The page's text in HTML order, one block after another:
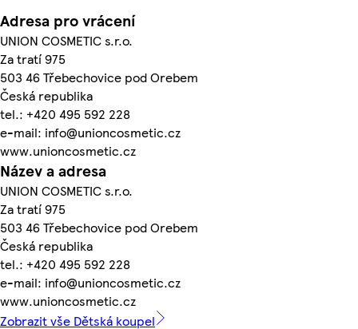
Adresa pro vrácení
UNION COSMETIC s.r.o.
Za tratí 975
503 46 Třebechovice pod Orebem
Česká republika
tel.: +420 495 592 228
e-mail: info@unioncosmetic.cz
www.unioncosmetic.cz
Název a adresa
UNION COSMETIC s.r.o.
Za tratí 975
503 46 Třebechovice pod Orebem
Česká republika
tel.: +420 495 592 228
e-mail: info@unioncosmetic.cz
www.unioncosmetic.cz
Zobrazit vše Dětská koupel